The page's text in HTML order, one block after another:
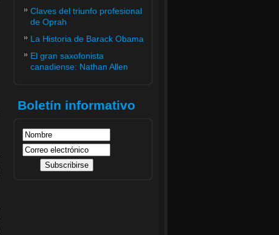
Claves del triunfo profesional
de Oprah
La Historia de Barack Obama
El gran saxofonista
canadiense: Nathan Allen
Boletín informativo